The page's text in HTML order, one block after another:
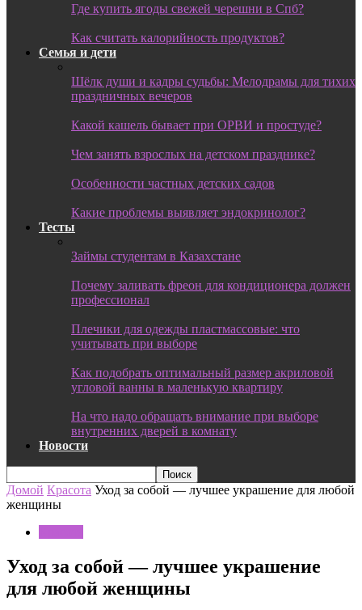
Где купить ягоды свежей черешни в Спб?
Как считать калорийность продуктов?
Семья и дети
Шёлк души и кадры судьбы: Мелодрамы для тихих
праздничных вечеров
Какой кашель бывает при ОРВИ и простуде?
Чем занять взрослых на детском празднике?
Особенности частных детских садов
Какие проблемы выявляет эндокринолог?
Тесты
Займы студентам в Казахстане
Почему заливать фреон для кондиционера должен
профессионал
Плечики для одежды пластмассовые: что
учитывать при выборе
Как подобрать оптимальный размер акриловой
угловой ванны в маленькую квартиру
На что надо обращать внимание при выборе
внутренних дверей в комнату
Новости
Домой Красота Уход за собой — лучшее украшение для любой
женщины
Уход за собой — лучшее украшение
для любой женщины